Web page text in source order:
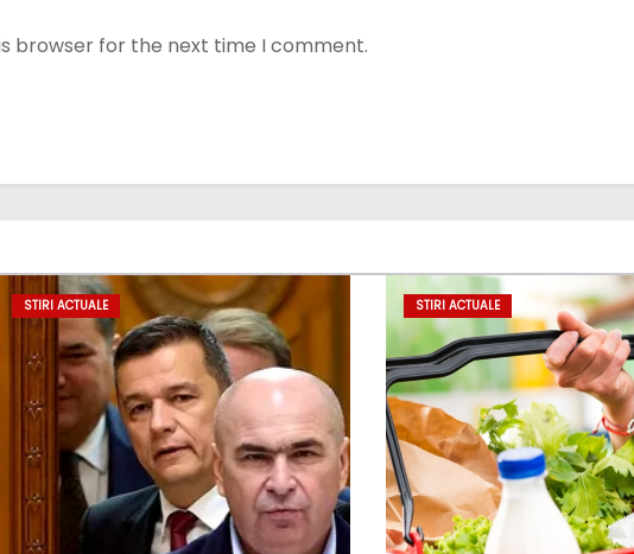
browser for the next time I comment.
STIRI ACTUALE STIRI ACTUALE